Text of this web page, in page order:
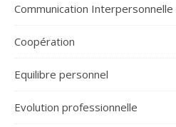
Communication Interpersonnelle
Coopération
Equilibre personnel
Evolution professionnelle